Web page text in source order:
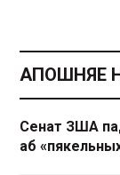
АПОШНЯЕ
Сенат ЗША
аб